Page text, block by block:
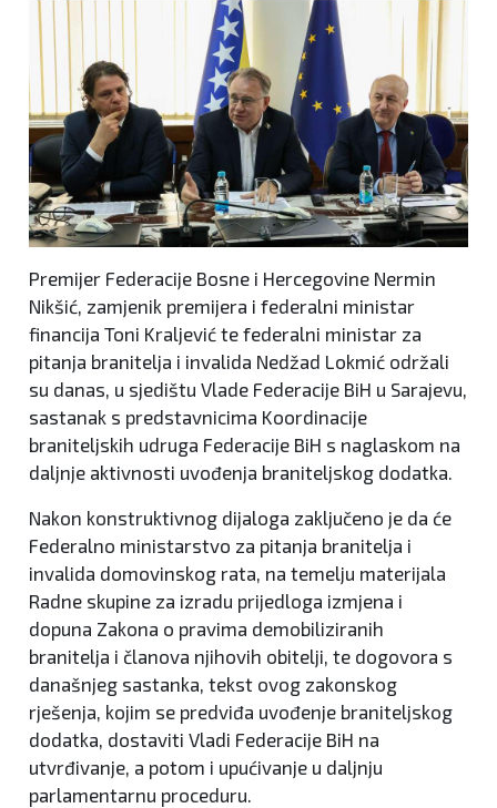
Premijer Federacije Bosne i Hercegovine Nermin
Nikšić, zamjenik premijera i federalni ministar
financija Toni Kraljević te federalni ministar za
pitanja branitelja i invalida Nedžad Lokmić održali
su danas, u sjedištu Vlade Federacije BiH u Sarajevu,
sastanak s predstavnicima Koordinacije
braniteljskih udruga Federacije BiH s naglaskom na
daljnje aktivnosti uvođenja braniteljskog dodatka.
Nakon konstruktivnog dijaloga zaključeno je da će
Federalno ministarstvo za pitanja branitelja i
invalida domovinskog rata, na temelju materijala
Radne skupine za izradu prijedloga izmjena i
dopuna Zakona o pravima demobiliziranih
branitelja i članova njihovih obitelji, te dogovora s
današnjeg sastanka, tekst ovog zakonskog
rješenja, kojim se predviđa uvođenje braniteljskog
dodatka, dostaviti Vladi Federacije BiH na
utvrđivanje, a potom i upućivanje u daljnju
parlamentarnu proceduru.